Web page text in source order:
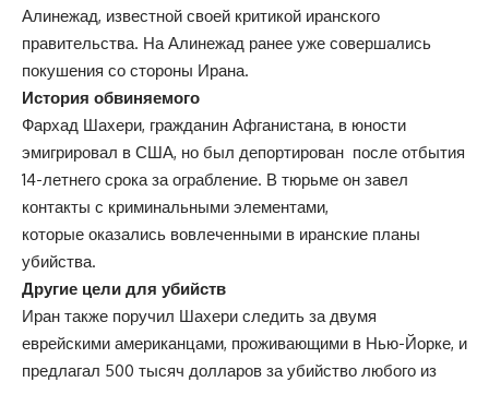
Алинежад, известной своей критикой иранского
правительства. На Алинежад ранее уже совершались
покушения со стороны Ирана.
История обвиняемого
Фархад Шахери, гражданин Афганистана, в юности
эмигрировал в США, но был депортирован после отбытия
14-летнего срока за ограбление. В тюрьме он завел
контакты с криминальными элементами,
которые оказались вовлеченными в иранские планы
убийства.
Другие цели для убийств
Иран также поручил Шахери следить за двумя
еврейскими американцами, проживающими в Нью-Йорке, и
предлагал 500 тысяч долларов за убийство любого из